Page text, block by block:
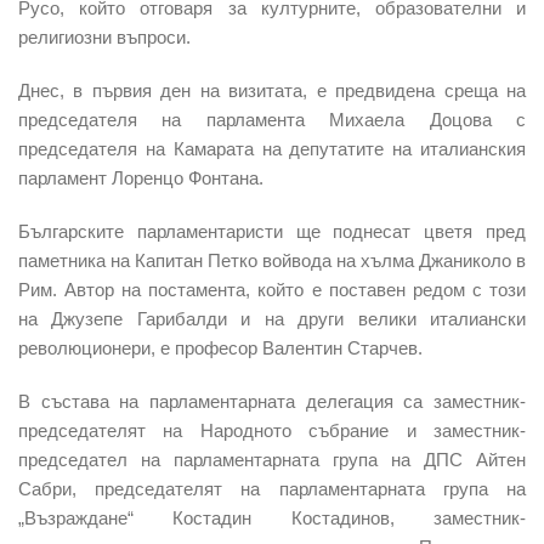
Русо, който отговаря за културните, образователни и
религиозни въпроси.
Днес, в първия ден на визитата, е предвидена среща на
председателя на парламента Михаела Доцова с
председателя на Камарата на депутатите на италианския
парламент Лоренцо Фонтана.
Българските парламентаристи ще поднесат цветя пред
паметника на Капитан Петко войвода на хълма Джаниколо в
Рим. Автор на постамента, който е поставен редом с този
на Джузепе Гарибалди и на други велики италиански
революционери, е професор Валентин Старчев.
В състава на парламентарната делегация са заместник-
председателят на Народното събрание и заместник-
председател на парламентарната група на ДПС Айтен
Сабри, председателят на парламентарната група на
„Възраждане“ Костадин Костадинов, заместник-